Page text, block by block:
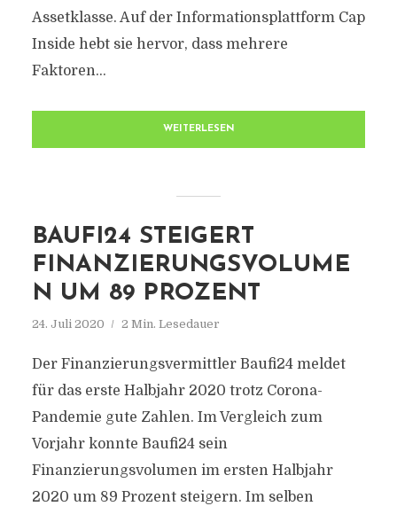
Assetklasse. Auf der Informationsplattform Cap
Inside hebt sie hervor, dass mehrere
Faktoren...
WEITERLESEN
BAUFI24 STEIGERT
FINANZIERUNGSVOLUME
N UM 89 PROZENT
24. Juli 2020 2 Min. Lesedauer
Der Finanzierungsvermittler Baufi24 meldet
für das erste Halbjahr 2020 trotz Corona-
Pandemie gute Zahlen. Im Vergleich zum
Vorjahr konnte Baufi24 sein
Finanzierungsvolumen im ersten Halbjahr
2020 um 89 Prozent steigern. Im selben